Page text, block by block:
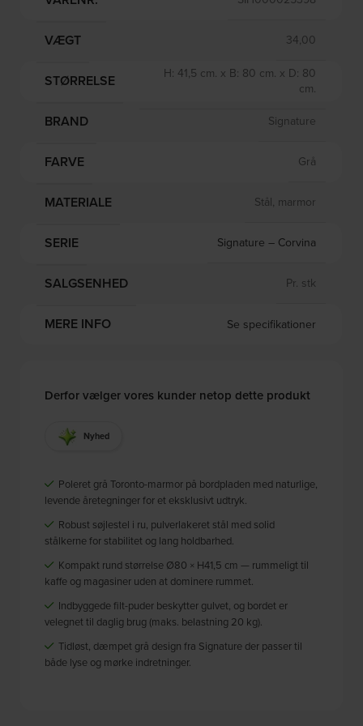
VÆGT 34,00
STØRRELSE
H: 41,5 cm. x B: 80 cm. x D: 80
cm.
BRAND Signature
FARVE Grå
MATERIALE Stål, marmor
SERIE Signature – Corvina
SALGSENHED Pr. stk
MERE INFO Se specifikationer
Derfor vælger vores kunder netop dette produkt
Nyhed
Poleret grå Toronto-marmor på bordpladen med naturlige,
levende åretegninger for et eksklusivt udtryk.
Robust søjlestel i ru, pulverlakeret stål med solid
stålkerne for stabilitet og lang holdbarhed.
Kompakt rund størrelse Ø80 × H41,5 cm — rummeligt til
kaffe og magasiner uden at dominere rummet.
Indbyggede filt-puder beskytter gulvet, og bordet er
velegnet til daglig brug (maks. belastning 20 kg).
Tidløst, dæmpet grå design fra Signature der passer til
både lyse og mørke indretninger.